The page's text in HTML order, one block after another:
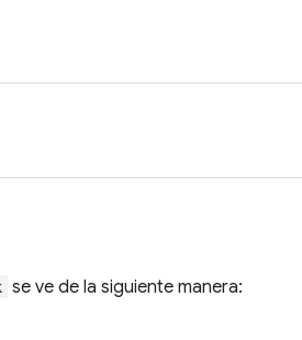
se ve de la siguiente manera: